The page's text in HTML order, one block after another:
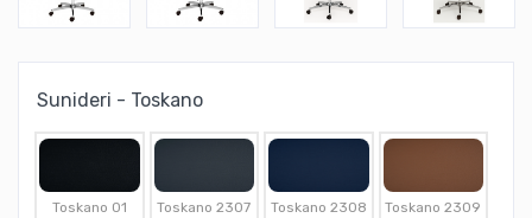
Sunideri - Toskano
Toskano 01 Toskano 2307 Toskano 2308 Toskano 2309